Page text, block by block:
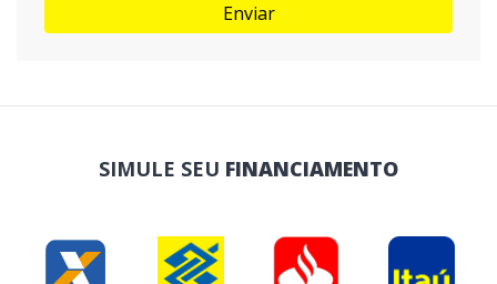
Enviar
SIMULE SEU FINANCIAMENTO